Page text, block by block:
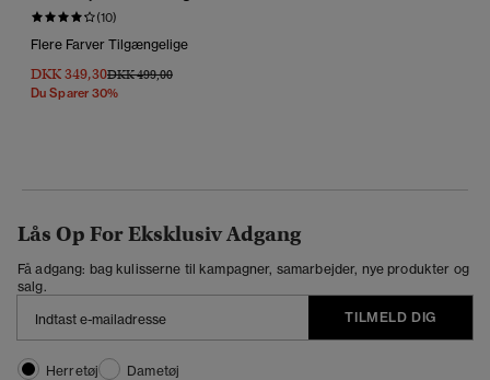
(10)
Flere Farver Tilgængelige
DKK 349,30Pris Nedsat Fra
DKK 499,00Til
Du Sparer 30%
Lås Op For Eksklusiv Adgang
Få adgang: bag kulisserne til kampagner, samarbejder, nye produkter og
salg.
TILMELD DIG
Herretøj
Dametøj